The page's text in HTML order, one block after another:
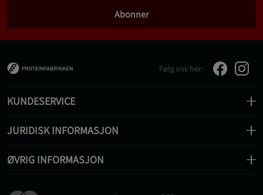
Abonner
Følg oss her:
KUNDESERVICE
JURIDISK INFORMASJON
ØVRIG INFORMASJON